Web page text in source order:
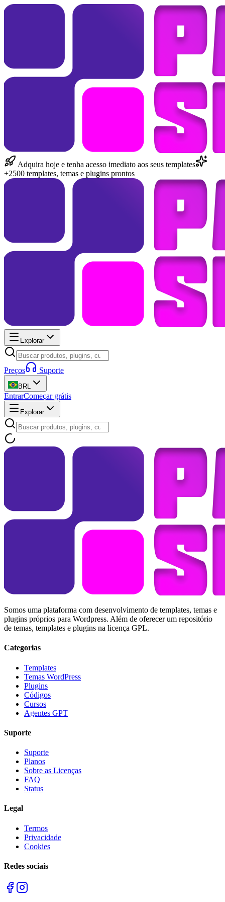
Adquira hoje e tenha acesso imediato aos seus templates
+2500 templates, temas e plugins prontos
Explorar
Preços Suporte
BRL
EntrarComeçar grátis
Explorar
Somos uma plataforma com desenvolvimento de templates, temas e
plugins próprios para Wordpress. Além de oferecer um repositório
de temas, templates e plugins na licença GPL.
Categorias
Templates
Temas WordPress
Plugins
Códigos
Cursos
Agentes GPT
Suporte
Suporte
Planos
Sobre as Licenças
FAQ
Status
Legal
Termos
Privacidade
Cookies
Redes sociais